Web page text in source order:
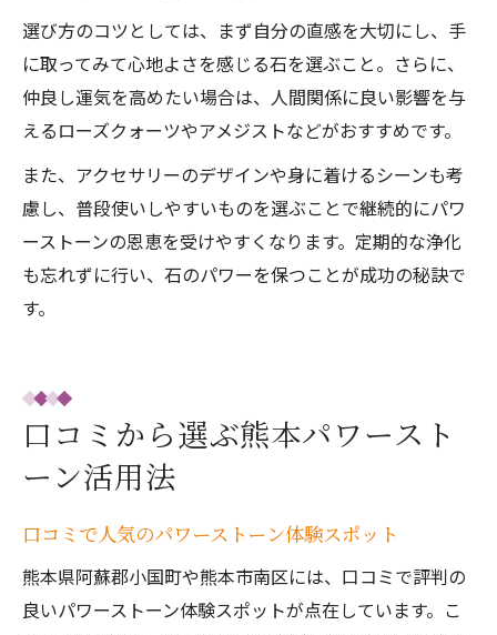
選び方のコツとしては、まず自分の直感を大切にし、手
に取ってみて心地よさを感じる石を選ぶこと。さらに、
仲良し運気を高めたい場合は、人間関係に良い影響を与
えるローズクォーツやアメジストなどがおすすめです。
また、アクセサリーのデザインや身に着けるシーンも考
慮し、普段使いしやすいものを選ぶことで継続的にパワ
ーストーンの恩恵を受けやすくなります。定期的な浄化
も忘れずに行い、石のパワーを保つことが成功の秘訣で
す。
口コミから選ぶ熊本パワースト
ーン活用法
口コミで人気のパワーストーン体験スポット
熊本県阿蘇郡小国町や熊本市南区には、口コミで評判の
良いパワーストーン体験スポットが点在しています。こ